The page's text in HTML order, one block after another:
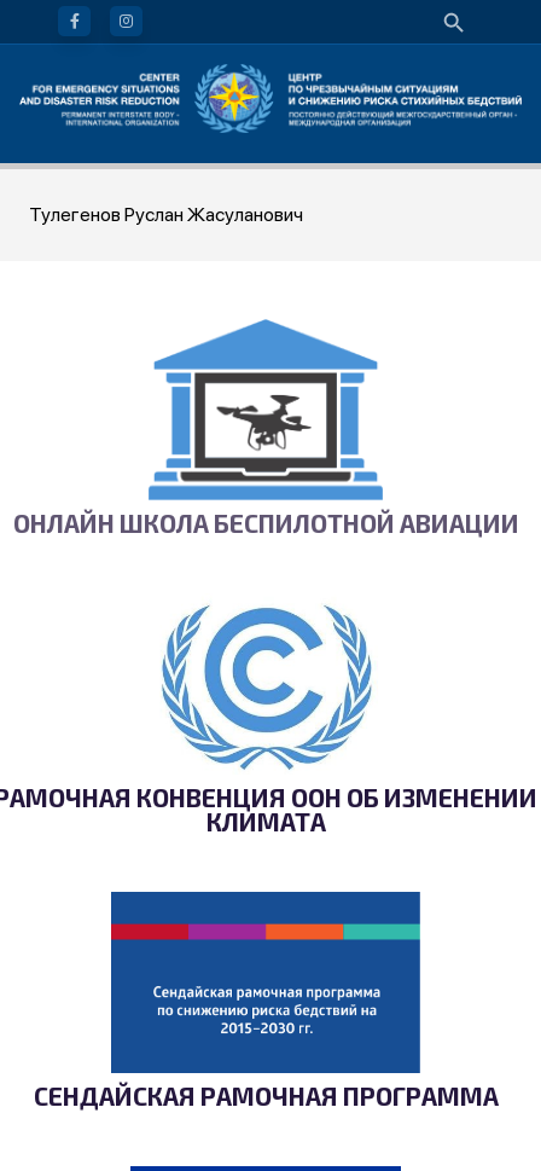
Тулегенов Руслан Жасуланович
ОНЛАЙН ШКОЛА БЕСПИЛОТНОЙ АВИАЦИИ
КОНВЕНЦИЯ ООН ОБ ИЗМЕНЕНИИ
КЛИМАТА
СЕНДАЙСКАЯ РАМОЧНАЯ ПРОГРАММА